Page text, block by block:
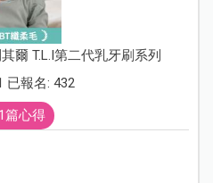
爾 T.L.I第二代乳牙刷系列
已報名: 432
篇心得